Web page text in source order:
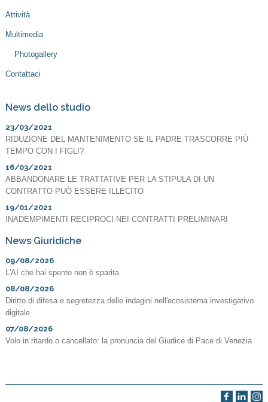
Attività
Multimedia
Photogallery
Contattaci
News dello studio
23/03/2021
RIDUZIONE DEL MANTENIMENTO SE IL PADRE TRASCORRE PIÙ
TEMPO CON I FIGLI?
16/03/2021
ABBANDONARE LE TRATTATIVE PER LA STIPULA DI UN
CONTRATTO PUÒ ESSERE ILLECITO
19/01/2021
INADEMPIMENTI RECIPROCI NEI CONTRATTI PRELIMINARI
News Giuridiche
09/08/2026
L'AI che hai spento non è sparita
08/08/2026
Diritto di difesa e segretezza delle indagini nell'ecosistema investigativo
digitale
07/08/2026
Volo in ritardo o cancellato: la pronuncia del Giudice di Pace di Venezia